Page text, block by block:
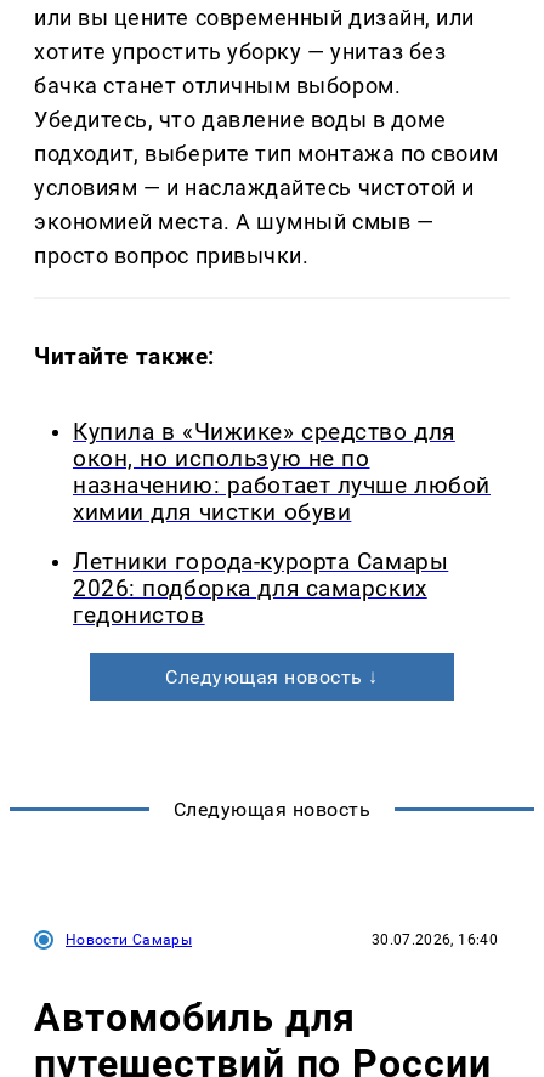
или вы цените современный дизайн, или
хотите упростить уборку — унитаз без
бачка станет отличным выбором.
Убедитесь, что давление воды в доме
подходит, выберите тип монтажа по своим
условиям — и наслаждайтесь чистотой и
экономией места. А шумный смыв —
просто вопрос привычки.
Читайте также:
Купила в «Чижике» средство для
окон, но использую не по
назначению: работает лучше любой
химии для чистки обуви
Летники города-курорта Самары
2026: подборка для самарских
гедонистов
Следующая новость ↓
Следующая новость
Новости Самары 30.07.2026, 16:40
Автомобиль для
путешествий по России